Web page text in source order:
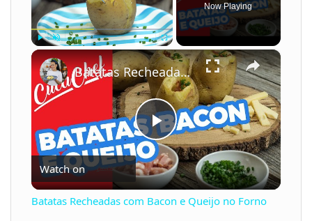
Fullscreen
Now Playing
×
P
l
Batatas Recheadas com Bacon e Queijo no Forno
Watch on
Batatas Recheadas com Bacon e Queijo no Forno